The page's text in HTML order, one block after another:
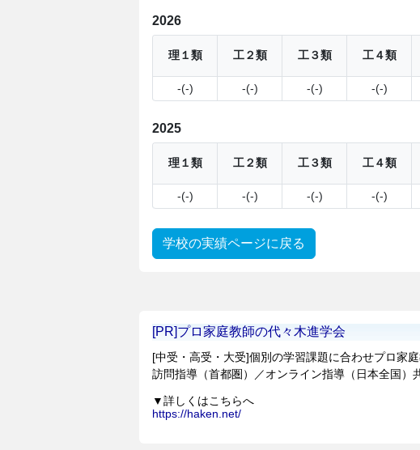
2026
理１類 工２類 工３類 工４類
-(-) -(-) -(-) -(-)
2025
理１類 工２類 工３類 工４類
-(-) -(-) -(-) -(-)
学校の実績ページに戻る